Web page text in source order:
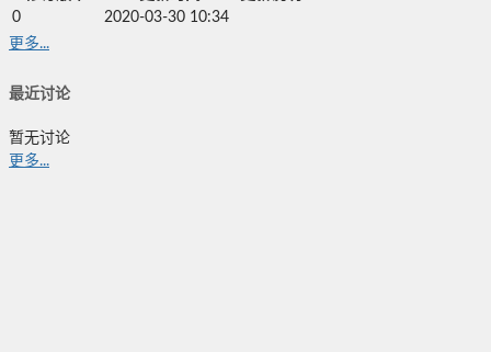
0
2020-03-30 10:34
更多...
最近讨论
暂无讨论
更多...